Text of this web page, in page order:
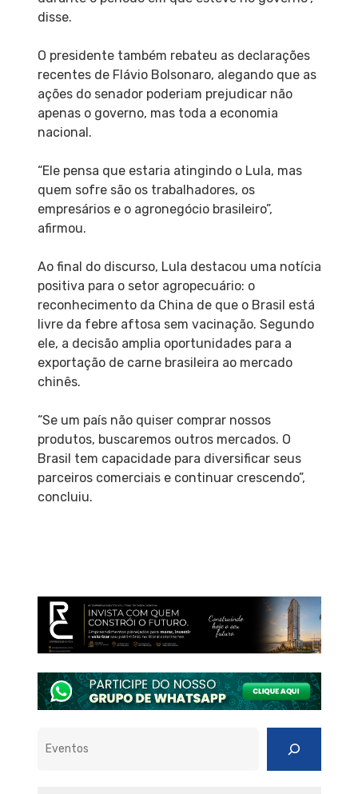
disse.
O presidente também rebateu as declarações
recentes de Flávio Bolsonaro, alegando que as
ações do senador poderiam prejudicar não
apenas o governo, mas toda a economia
nacional.
“Ele pensa que estaria atingindo o Lula, mas
quem sofre são os trabalhadores, os
empresários e o agronegócio brasileiro”,
afirmou.
Ao final do discurso, Lula destacou uma notícia
positiva para o setor agropecuário: o
reconhecimento da China de que o Brasil está
livre da febre aftosa sem vacinação. Segundo
ele, a decisão amplia oportunidades para a
exportação de carne brasileira ao mercado
chinês.
“Se um país não quiser comprar nossos
produtos, buscaremos outros mercados. O
Brasil tem capacidade para diversificar seus
parceiros comerciais e continuar crescendo”,
concluiu.